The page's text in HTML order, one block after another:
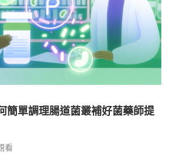
簡單調理腸道菌叢補好菌藥師提
看